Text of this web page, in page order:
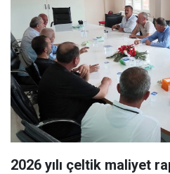
2026 yılı çeltik maliyet